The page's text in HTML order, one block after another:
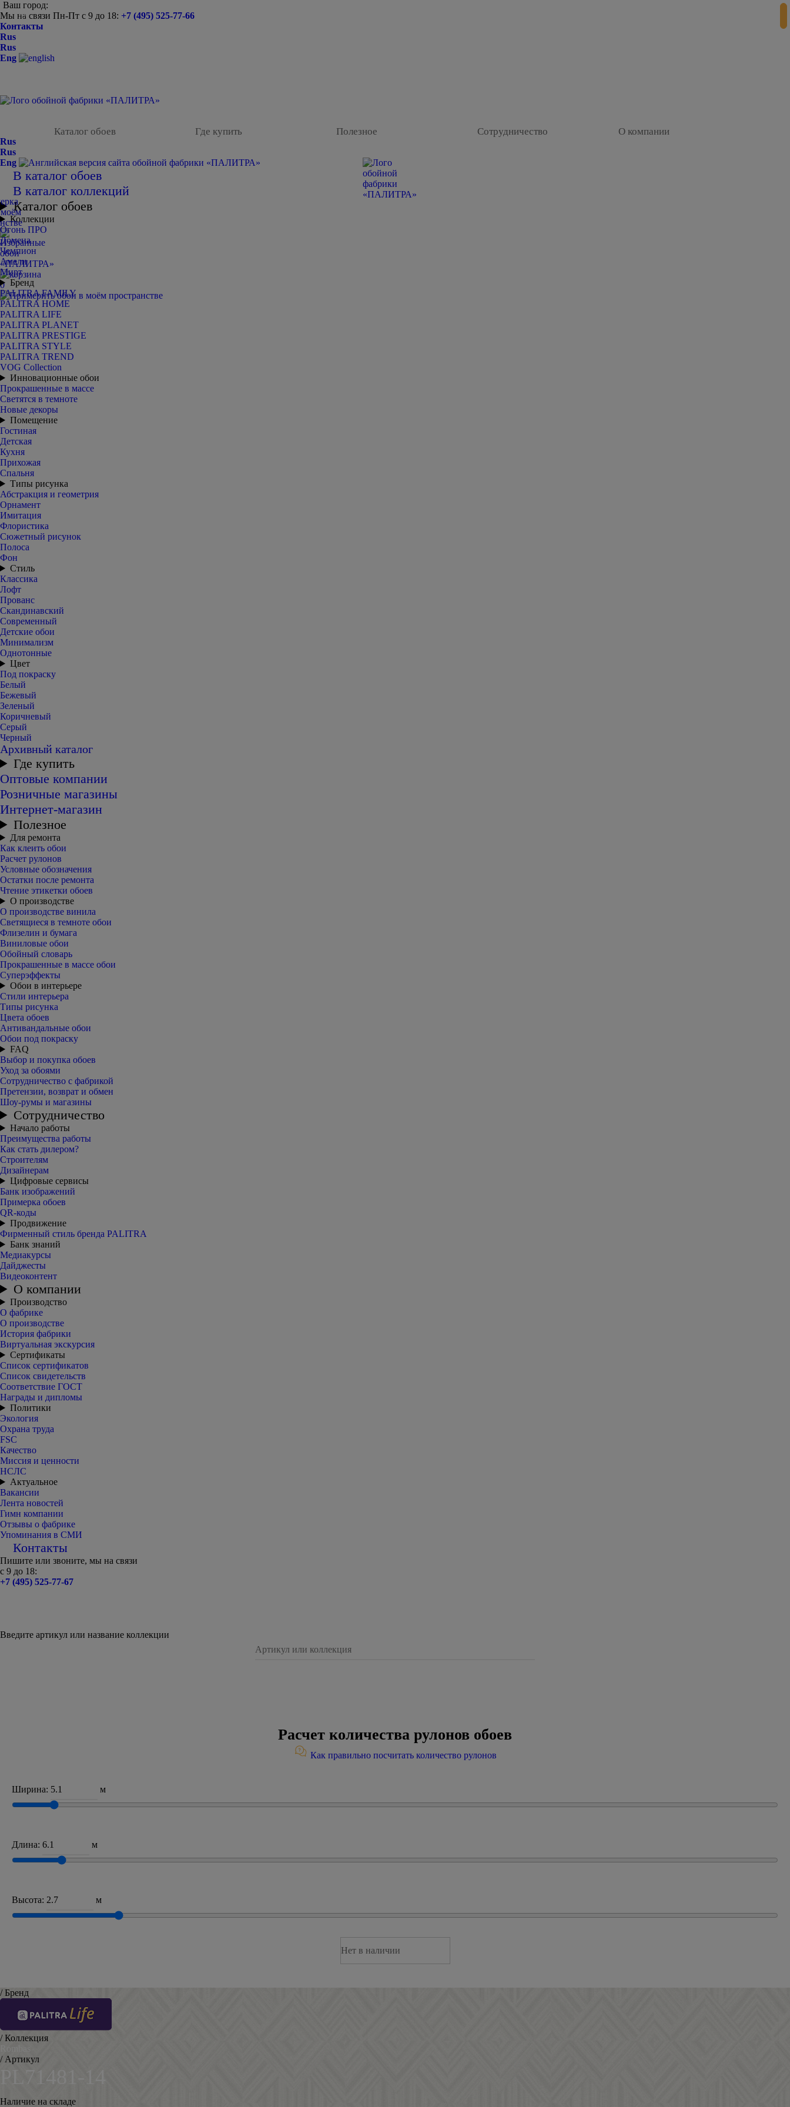
Ваш город:
Мы на связи Пн-Пт с 9 до 18: +7 (495) 525-77-66
Контакты
Rus
Rus
Eng
Каталог обоев Где купить Полезное Сотрудничество О компании
0
Rus
Rus
Eng
В каталог обоев
В каталог коллекций
Каталог обоев
Коллекции
Огонь ПРО
Домена
Чемпион
Амели
Мирт
Бренд
PALITRA FAMILY
PALITRA HOME
PALITRA LIFE
PALITRA PLANET
PALITRA PRESTIGE
PALITRA STYLE
PALITRA TREND
VOG Collection
Инновационные обои
Прокрашенные в массе
Светятся в темноте
Новые декоры
Помещение
Гостиная
Детская
Кухня
Прихожая
Спальня
Типы рисунка
Абстракция и геометрия
Орнамент
Имитация
Флористика
Сюжетный рисунок
Полоса
Фон
Стиль
Классика
Лофт
Прованс
Скандинавский
Современный
Детские обои
Минимализм
Однотонные
Цвет
Под покраску
Белый
Бежевый
Зеленый
Коричневый
Серый
Черный
Архивный каталог
Где купить
Оптовые компании
Розничные магазины
Интернет-магазин
Полезное
Для ремонта
Как клеить обои
Расчет рулонов
Условные обозначения
Остатки после ремонта
Чтение этикетки обоев
О производстве
О производстве винила
Светящиеся в темноте обои
Флизелин и бумага
Виниловые обои
Обойный словарь
Прокрашенные в массе обои
Суперэффекты
Обои в интерьере
Стили интерьера
Типы рисунка
Цвета обоев
Антивандальные обои
Обои под покраску
FAQ
Выбор и покупка обоев
Уход за обоями
Сотрудничество с фабрикой
Претензии, возврат и обмен
Шоу-румы и магазины
Сотрудничество
Начало работы
Преимущества работы
Как стать дилером?
Строителям
Дизайнерам
Цифровые сервисы
Банк изображений
Примерка обоев
QR-коды
Продвижение
Фирменный стиль бренда PALITRA
Банк знаний
Медиакурсы
Дайджесты
Видеоконтент
О компании
Производство
О фабрике
О производстве
История фабрики
Виртуальная экскурсия
Сертификаты
Список сертификатов
Список свидетельств
Соответствие ГОСТ
Награды и дипломы
Политики
Экология
Охрана труда
FSC
Качество
Миссия и ценности
НСЛС
Актуальное
Вакансии
Лента новостей
Гимн компании
Отзывы о фабрике
Упоминания в СМИ
Контакты
Пишите или звоните, мы на связи
с 9 до 18:
+7 (495) 525-77-67
Введите артикул или название коллекции
Расчет количества рулонов обоев
Как правильно посчитать количество рулонов
Ширина: м
Длина: м
Высота: м
Нет в наличии
/ Бренд
/ Коллекция
/ Артикул
Наличие на складе
-